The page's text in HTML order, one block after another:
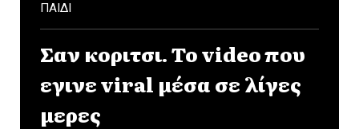
ΠΑΙΔΙ
Σαν κοριτσι. Το video που
εγινε viral μέσα σε λίγες
μερες